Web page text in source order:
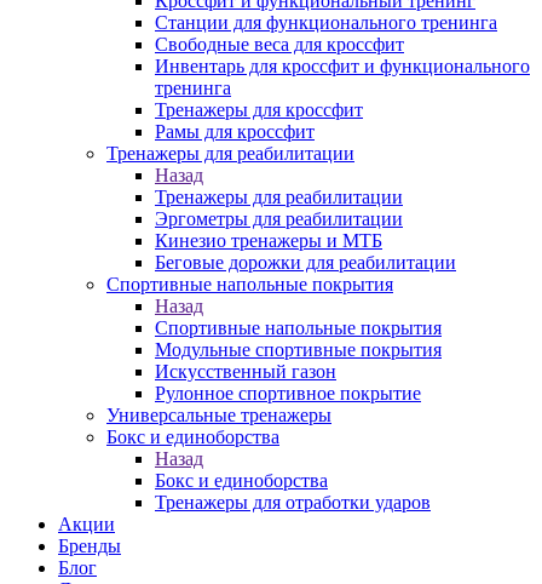
Станции для функционального тренинга
Свободные веса для кроссфит
Инвентарь для кроссфит и функционального
тренинга
Тренажеры для кроссфит
Рамы для кроссфит
Тренажеры для реабилитации
Назад
Тренажеры для реабилитации
Эргометры для реабилитации
Кинезио тренажеры и МТБ
Беговые дорожки для реабилитации
Спортивные напольные покрытия
Назад
Спортивные напольные покрытия
Модульные спортивные покрытия
Искусственный газон
Рулонное спортивное покрытие
Универсальные тренажеры
Бокс и единоборства
Назад
Бокс и единоборства
Тренажеры для отработки ударов
Акции
Бренды
Блог